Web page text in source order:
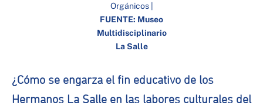
Orgánicos |
FUENTE: Museo
Multidisciplinario
La Salle
¿Cómo se engarza el fin educativo de los
Hermanos La Salle en las labores culturales del